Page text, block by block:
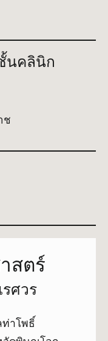
นคลินิก
ช
สตร์
ศวร
ท่าโพธิ์